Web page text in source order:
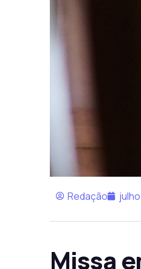
Redação
Missa